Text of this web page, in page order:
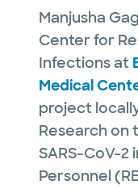
Manjusha
Center for
Infections at
Medical
project
Research on
SARS-CoV-2
Personnel